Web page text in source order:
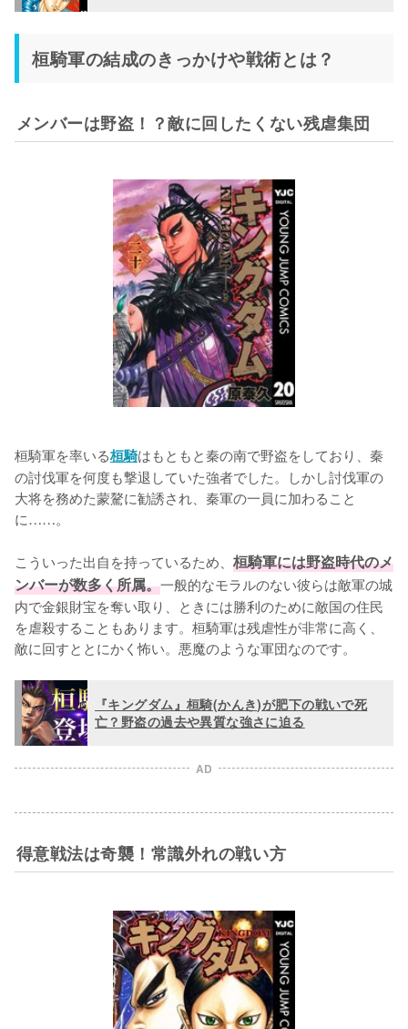
桓騎軍の結成のきっかけや戦術とは？
メンバーは野盗！？敵に回したくない残虐集団
桓騎軍を率いる桓騎はもともと秦の南で野盗をしており、秦
の討伐軍を何度も撃退していた強者でした。しかし討伐軍の
大将を務めた蒙驁に勧誘され、秦軍の一員に加わること
に……。
こういった出自を持っているため、 桓騎軍には野盗時代のメ
ンバーが数多く所属。一般的なモラルのない彼らは敵軍の城
内で金銀財宝を奪い取り、ときには勝利のために敵国の住民
を虐殺することもあります。桓騎軍は残虐性が非常に高く、
敵に回すととにかく怖い。悪魔のような軍団なのです。
『キングダム』桓騎(かんき)が肥下の戦いで死
亡？野盗の過去や異質な強さに迫る
AD
得意戦法は奇襲！常識外れの戦い方